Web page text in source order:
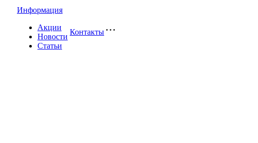
Информация
Акции
Новости
Статьи
Контакты